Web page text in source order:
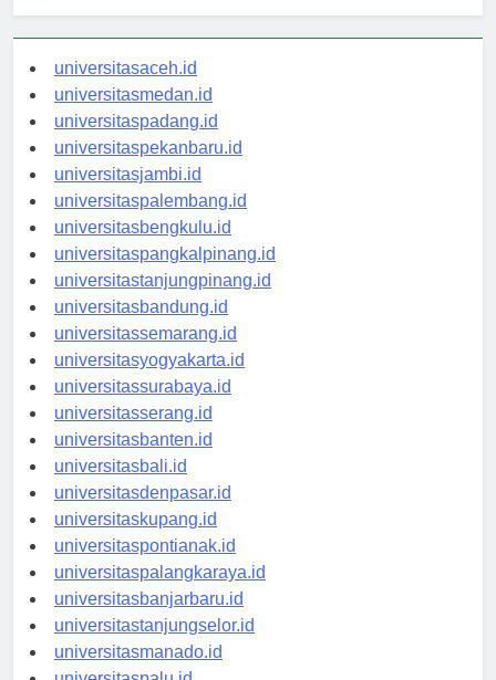
universitasaceh.id
universitasmedan.id
universitaspadang.id
universitaspekanbaru.id
universitasjambi.id
universitaspalembang.id
universitasbengkulu.id
universitaspangkalpinang.id
universitastanjungpinang.id
universitasbandung.id
universitassemarang.id
universitasyogyakarta.id
universitassurabaya.id
universitasserang.id
universitasbanten.id
universitasbali.id
universitasdenpasar.id
universitaskupang.id
universitaspontianak.id
universitaspalangkaraya.id
universitasbanjarbaru.id
universitastanjungselor.id
universitasmanado.id